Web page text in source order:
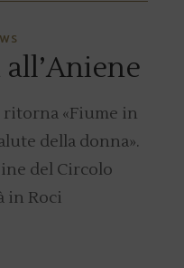
ritorna «Fiume in
della donna».
del Circolo
in Roci